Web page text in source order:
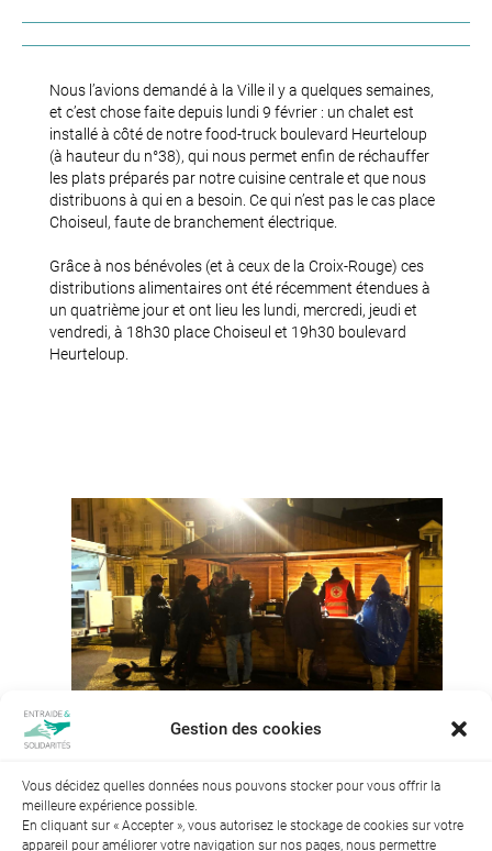
Gestion des cookies
Vous décidez quelles données nous pouvons stocker pour vous offrir la
meilleure expérience possible.
En cliquant sur « Accepter », vous autorisez le stockage de cookies sur votre
appareil pour améliorer votre navigation sur nos pages, nous permettre
Nous l’avions demandé à la Ville il y a quelques semaines,
et c’est chose faite depuis lundi 9 février : un chalet est
installé à côté de notre food-truck boulevard Heurteloup
(à hauteur du n°38), qui nous permet enfin de réchauffer
les plats préparés par notre cuisine centrale et que nous
distribuons à qui en a besoin. Ce qui n’est pas le cas place
Choiseul, faute de branchement électrique.
Grâce à nos bénévoles (et à ceux de la Croix-Rouge) ces
distributions alimentaires ont été récemment étendues à
un quatrième jour et ont lieu les lundi, mercredi, jeudi et
vendredi, à 18h30 place Choiseul et 19h30 boulevard
Heurteloup.